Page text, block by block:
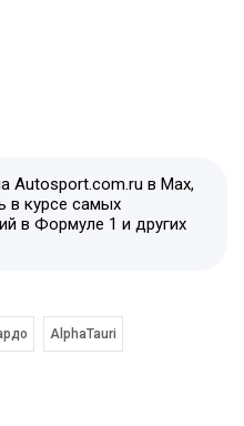
Autosport.com.ru в Max,
в курсе самых
в Формуле 1 и других
AlphaTauri